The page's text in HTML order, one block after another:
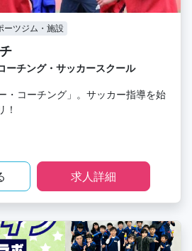
ーツジム・施設
ーチング・サッカースクール
・コーチング」。サッカー指導を始
！
求人詳細